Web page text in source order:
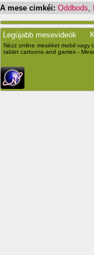
A mese cimkéi: Oddbods
Legújabb mesevideók
Nézz online meséket mobil vagy
tablet cartoons and games -